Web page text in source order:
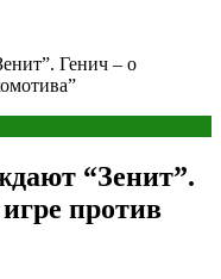
Генич – о
“Зенит”.
против